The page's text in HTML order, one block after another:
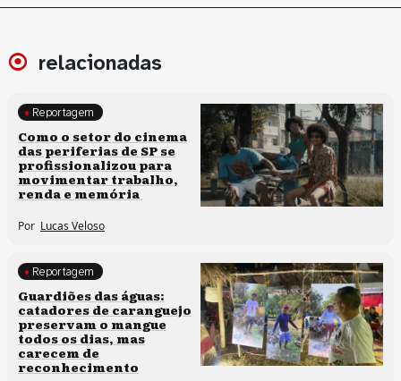
relacionadas
Políticas culturais
Reportagem
Como o setor do cinema
das periferias de SP se
profissionalizou para
movimentar trabalho,
renda e memória
Por Lucas Veloso
Clima e cultura
Reportagem
Guardiões das águas:
catadores de caranguejo
preservam o mangue
todos os dias, mas
carecem de
reconhecimento